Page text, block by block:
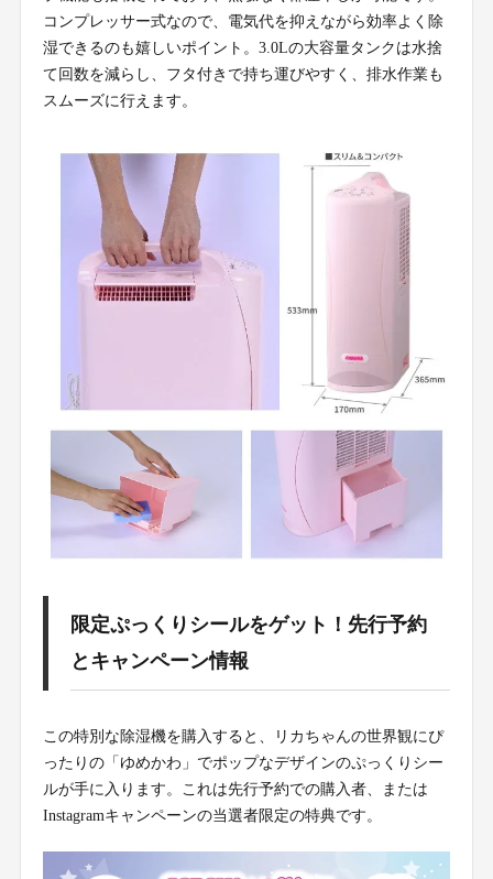
コンプレッサー式なので、電気代を抑えながら効率よく除
湿できるのも嬉しいポイント。3.0Lの大容量タンクは水捨
て回数を減らし、フタ付きで持ち運びやすく、排水作業も
スムーズに行えます。
限定ぷっくりシールをゲット！先行予約
とキャンペーン情報
この特別な除湿機を購入すると、リカちゃんの世界観にぴ
ったりの「ゆめかわ」でポップなデザインのぷっくりシー
ルが手に入ります。これは先行予約での購入者、または
Instagramキャンペーンの当選者限定の特典です。